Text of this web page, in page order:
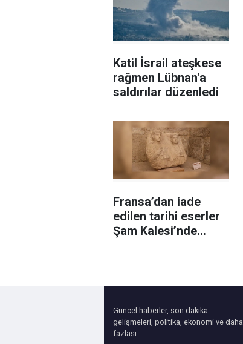
Katil İsrail ateşkese
rağmen Lübnan'a
saldırılar düzenledi
Fransa’dan iade
edilen tarihi eserler
Şam Kalesi’nde
Güncel haberler, son dakika
gelişmeleri, politika, ekonomi ve daha
fazlası.